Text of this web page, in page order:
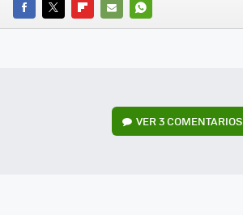
FACEBOOK
TWITTERFLIPBOARD
E-
WHATSAPP
VER3 COMENTARIOS